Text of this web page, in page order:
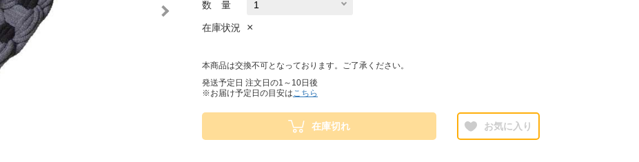
数 量
在庫状況 ×
本商品は交換不可となっております。ご了承ください。
発送予定日 注文日の1～10日後
※お届け予定日の目安はこちら
在庫切れ お気に入り